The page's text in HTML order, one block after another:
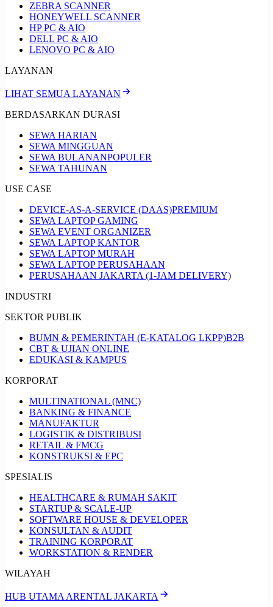
ZEBRA SCANNER
HONEYWELL SCANNER
HP PC & AIO
DELL PC & AIO
LENOVO PC & AIO
LAYANAN
LIHAT SEMUA LAYANAN
BERDASARKAN DURASI
SEWA HARIAN
SEWA MINGGUAN
SEWA BULANANPOPULER
SEWA TAHUNAN
USE CASE
DEVICE-AS-A-SERVICE (DAAS)PREMIUM
SEWA LAPTOP GAMING
SEWA EVENT ORGANIZER
SEWA LAPTOP KANTOR
SEWA LAPTOP MURAH
SEWA LAPTOP PERUSAHAAN
PERUSAHAAN JAKARTA (1-JAM DELIVERY)
INDUSTRI
SEKTOR PUBLIK
BUMN & PEMERINTAH (E-KATALOG LKPP)B2B
CBT & UJIAN ONLINE
EDUKASI & KAMPUS
KORPORAT
MULTINATIONAL (MNC)
BANKING & FINANCE
MANUFAKTUR
LOGISTIK & DISTRIBUSI
RETAIL & FMCG
KONSTRUKSI & EPC
SPESIALIS
HEALTHCARE & RUMAH SAKIT
STARTUP & SCALE-UP
SOFTWARE HOUSE & DEVELOPER
KONSULTAN & AUDIT
TRAINING KORPORAT
WORKSTATION & RENDER
WILAYAH
HUB UTAMA ARENTAL JAKARTA